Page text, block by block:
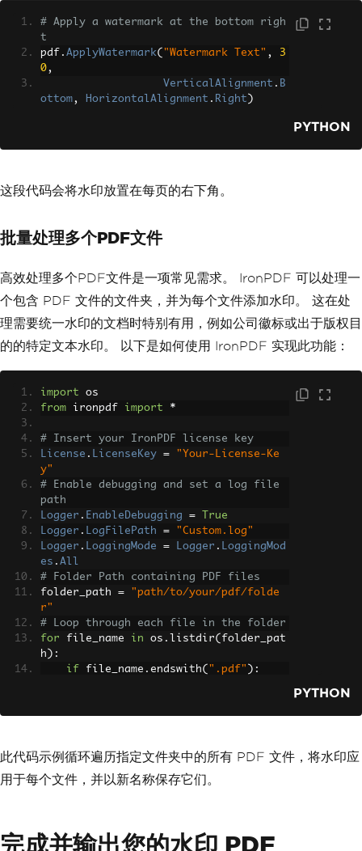
# Apply a watermark at the bottom righ
t
pdf . ApplyWatermark( "Watermark Text" ,
3
0,
VerticalAlignment . B
ottom, HorizontalAlignment . Right )
PYTHON
这段代码会将水印放置在每页的右下角。
批量处理多个PDF文件
高效处理多个PDF文件是一项常见需求。 IronPDF 可以处理一
个包含 PDF 文件的文件夹，并为每个文件添加水印。 这在处
理需要统一水印的文档时特别有用，例如公司徽标或出于版权目
的的特定文本水印。 以下是如何使用 IronPDF 实现此功能：
import os
from ironpdf import *
# Insert your IronPDF license key
License . LicenseKey =
"Your-License-Ke
y"
# Enable debugging and set a log file
path
Logger . EnableDebugging =
True
Logger . LogFilePath =
"Custom.log"
Logger . LoggingMode = Logger . LoggingMod
es . All
# Folder Path containing PDF files
folder_path =
"path/to/your/pdf/folde
r"
# Loop through each file in the folder
for file_name in os . listdir( folder_pat
h ):
if file_name . endswith( ".pdf" ):
        pdf
= PdfDocument.FromFile(fil
        pdf
.ApplyWatermark(
"<h2 style='color:red'>SAM
HorizontalAlignment.Cente
PYTHON
此代码示例循环遍历指定文件夹中的所有 PDF 文件，将水印应
用于每个文件，并以新名称保存它们。
完成并输出您的水印 PDF